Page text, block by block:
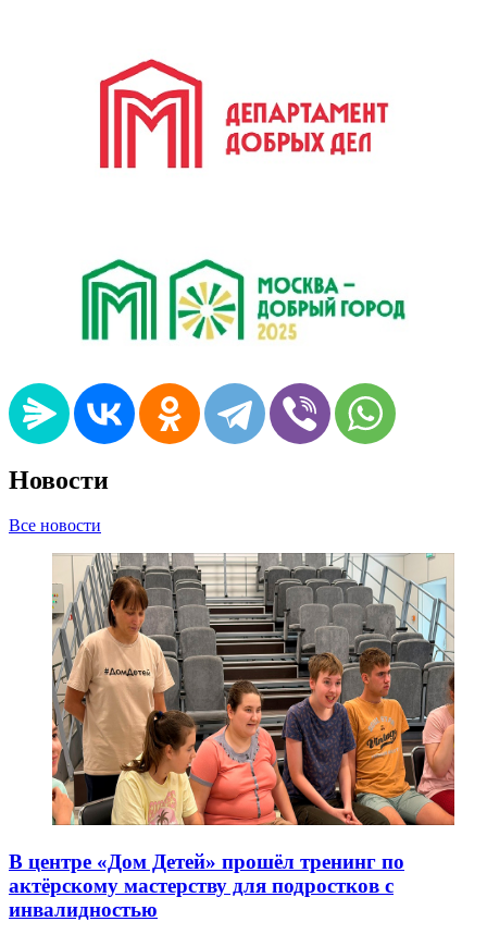
Новости
Все новости
В центре «Дом Детей» прошёл тренинг по
актёрскому мастерству для подростков с
инвалидностью